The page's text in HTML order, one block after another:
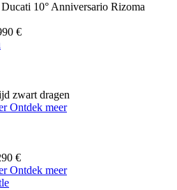
10° Anniversario Rizoma
€
zwart dragen
Ontdek meer
€
Ontdek meer